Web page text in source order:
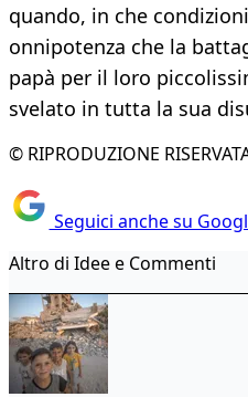
quando, in che
onnipotenza che la
papà per il loro
svelato in tutta la sua
© RIPRODUZIONE
Seguici anche su
Altro di Idee e Commenti